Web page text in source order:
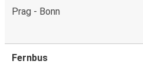
Prag - Bonn
Fernbus